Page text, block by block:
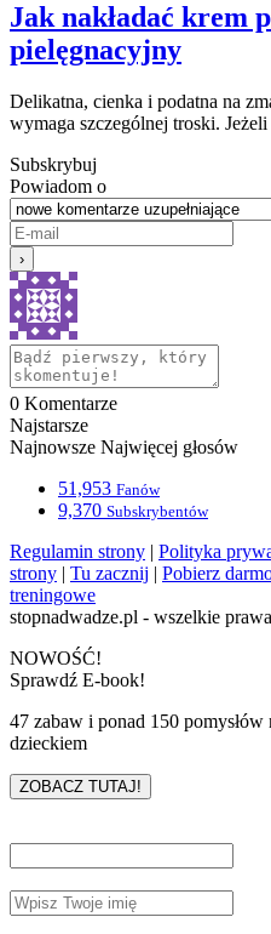
Jak nakładać krem
pielęgnacyjny
Delikatna, cienka i podatna na
wymaga szczególnej troski.
Subskrybuj
Powiadom o
0 Komentarze
Najstarsze
Najnowsze Najwięcej głosów
51,953 Fanów
9,370 Subskrybentów
Regulamin strony | Polityka
strony | Tu zacznij | Pobierz
treningowe
stopnadwadze.pl - wszelkie
NOWOŚĆ!
Sprawdź E-book!
47 zabaw i ponad 150 pomysłów
dzieckiem
ZOBACZ TUTAJ!